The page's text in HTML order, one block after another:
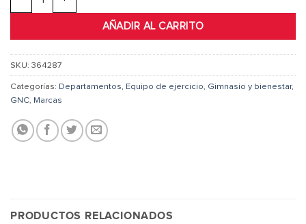
AÑADIR AL CARRITO
SKU: 364287
Categorías: Departamentos, Equipo de ejercicio, Gimnasio y bienestar,
GNC, Marcas
PRODUCTOS RELACIONADOS